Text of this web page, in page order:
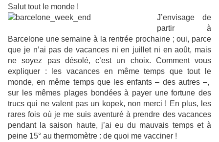
Salut tout le monde !
J’envisage de
partir à
Barcelone une semaine à la rentrée prochaine ; oui, parce
que je n’ai pas de vacances ni en juillet ni en août, mais
ne soyez pas désolé, c’est un choix. Comment vous
expliquer : les vacances en même temps que tout le
monde, en même temps que les enfants – des autres –,
sur les mêmes plages bondées à payer une fortune des
trucs qui ne valent pas un kopek, non merci ! En plus, les
rares fois où je me suis aventuré à prendre des vacances
pendant la saison haute, j’ai eu du mauvais temps et à
peine 15° au thermomètre : de quoi me vacciner !